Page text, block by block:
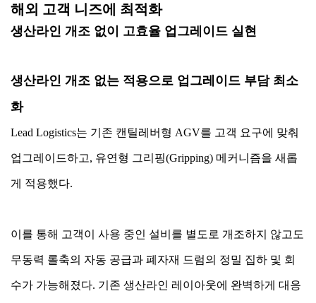
해외 고객 니즈에 최적화
생산라인 개조 없이 고효율 업그레이드 실현
생산라인 개조 없는 적용으로 업그레이드 부담 최소
화
Lead Logistics는 기존 캔틸레버형 AGV를 고객 요구에 맞춰
업그레이드하고, 유연형 그리핑(Gripping) 메커니즘을 새롭
게 적용했다.
이를 통해 고객이 사용 중인 설비를 별도로 개조하지 않고도
무동력 롤축의 자동 공급과 폐자재 드럼의 정밀 집하 및 회
수가 가능해졌다. 기존 생산라인 레이아웃에 완벽하게 대응